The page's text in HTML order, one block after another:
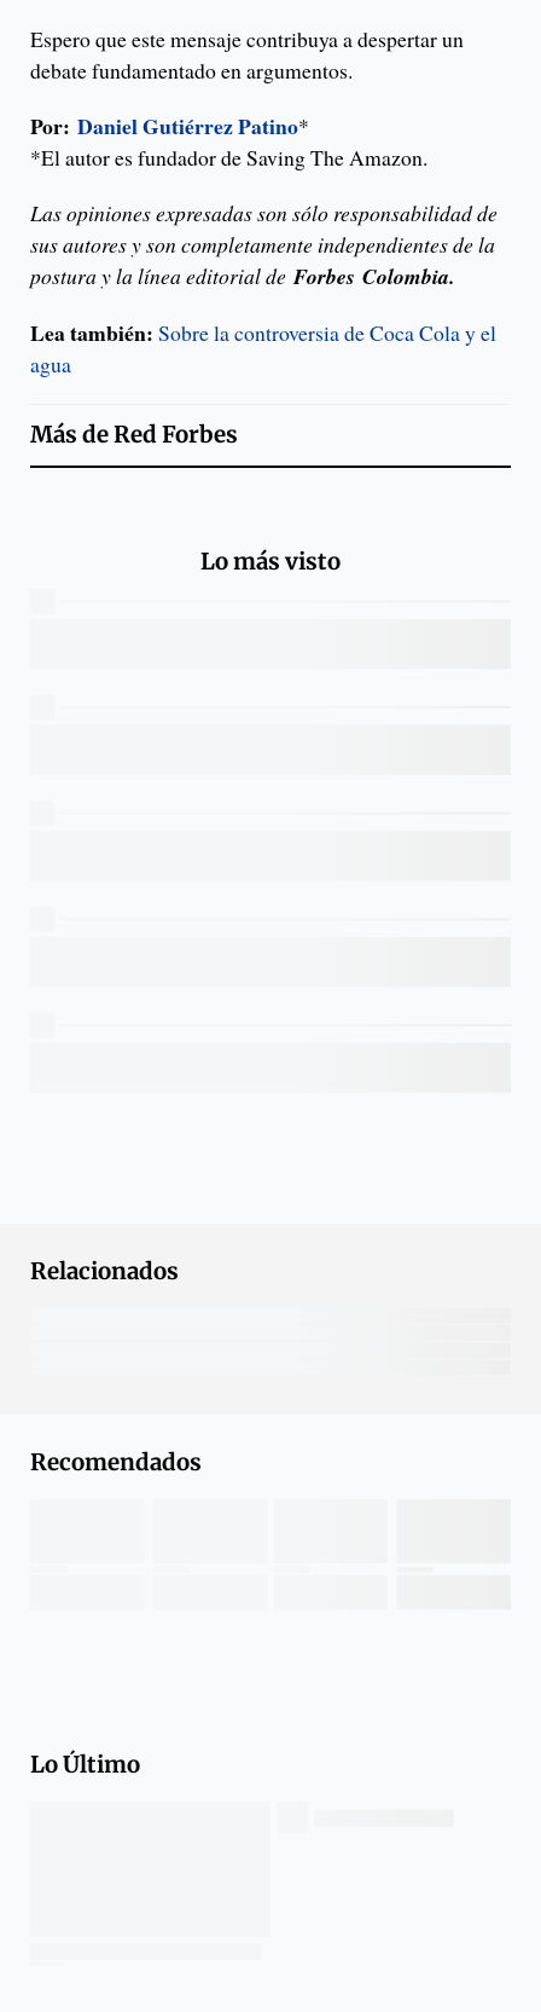
Espero que este mensaje contribuya a despertar un
debate fundamentado en argumentos.
Por: Daniel Gutiérrez Patino*
*El autor es fundador de Saving The Amazon.
Las opiniones expresadas son sólo responsabilidad de
sus autores y son completamente independientes de la
postura y la línea editorial deForbes Colombia.
Lea también: Sobre la controversia de Coca Cola y el
agua
Más deRed Forbes
Lo más visto
Relacionados
Recomendados
Lo Último